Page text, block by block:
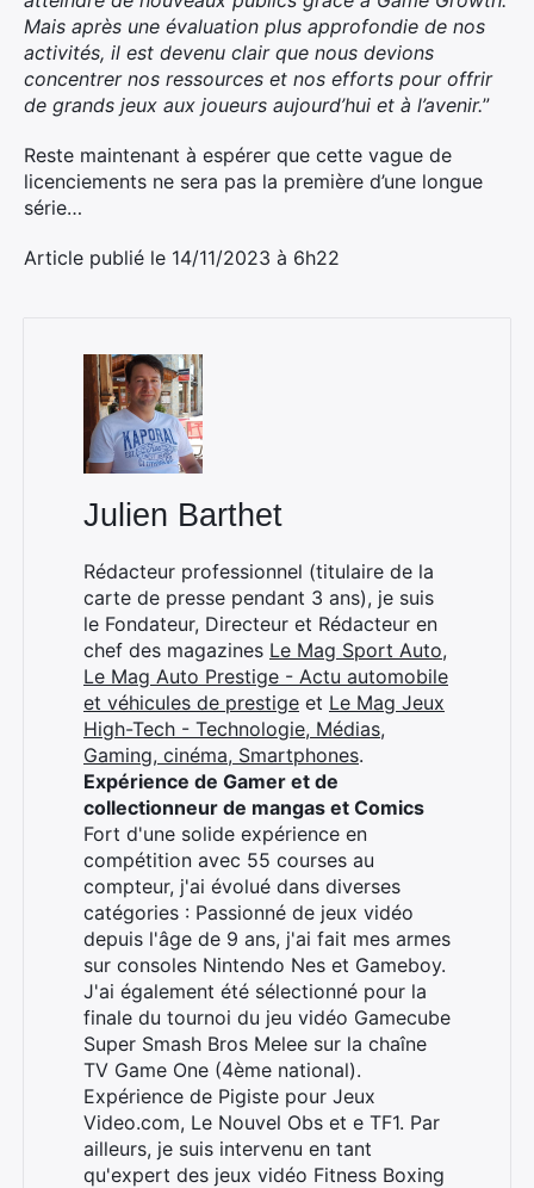
Mais après une évaluation plus approfondie de nos
activités, il est devenu clair que nous devions
concentrer nos ressources et nos efforts pour offrir
de grands jeux aux joueurs aujourd’hui et à l’avenir.”
Reste maintenant à espérer que cette vague de
licenciements ne sera pas la première d’une longue
série…
Article publié le 14/11/2023 à 6h22
Julien Barthet
Rédacteur professionnel (titulaire de la
carte de presse pendant 3 ans), je suis
le Fondateur, Directeur et Rédacteur en
chef des magazines Le Mag Sport Auto,
Le Mag Auto Prestige - Actu automobile
et véhicules de prestige et Le Mag Jeux
High-Tech - Technologie, Médias,
Gaming, cinéma, Smartphones.
Expérience de Gamer et de
collectionneur de mangas et Comics
Fort d'une solide expérience en
compétition avec 55 courses au
compteur, j'ai évolué dans diverses
catégories : Passionné de jeux vidéo
depuis l'âge de 9 ans, j'ai fait mes armes
sur consoles Nintendo Nes et Gameboy.
J'ai également été sélectionné pour la
finale du tournoi du jeu vidéo Gamecube
Super Smash Bros Melee sur la chaîne
TV Game One (4ème national).
Expérience de Pigiste pour Jeux
Video.com, Le Nouvel Obs et e TF1. Par
ailleurs, je suis intervenu en tant
qu'expert des jeux vidéo Fitness Boxing
Rechercher